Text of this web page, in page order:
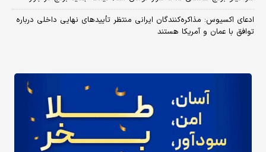
ادعای اکسیوس: مذاکره‌کنندگان ایرانی منتظر تأییدهای نهایی داخلی درباره
توافق با عمان و آمریکا هستند